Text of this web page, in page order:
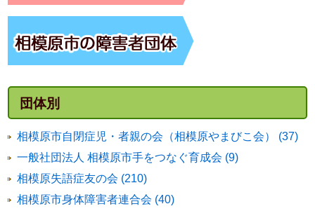
団体別
相模原市自閉症児・者親の会（相模原やまびこ会） (37)
一般社団法人 相模原市手をつなぐ育成会 (9)
相模原失語症友の会 (210)
相模原市身体障害者連合会 (40)